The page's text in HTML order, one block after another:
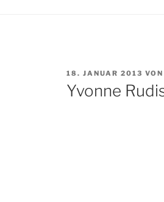
VERÖFFENTLICHT
AM
18. JANUAR 2013 VON
Yvonne